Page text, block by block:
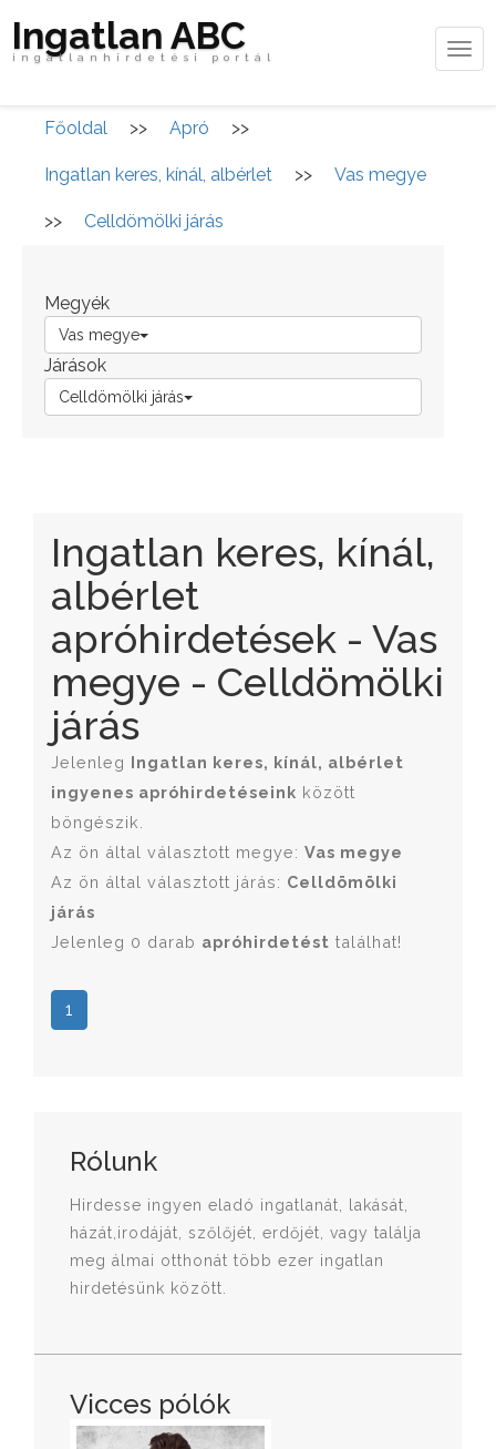
Ingatlan ABC
ingatlanhirdetési portál
Főoldal >> Apró >>
Ingatlan keres, kínál, albérlet >> Vas megye
>> Celldömölki járás
Megyék
Vas megye
Járások
Celldömölki járás
Ingatlan keres, kínál,
albérlet
apróhirdetések - Vas
megye - Celldömölki
járás
Jelenleg Ingatlan keres, kínál, albérlet
ingyenes apróhirdetéseink között
böngészik.
Az ön által választott megye: Vas megye
Az ön által választott járás: Celldömölki
járás
Jelenleg 0 darab apróhirdetést találhat!
1
Rólunk
Hirdesse ingyen eladó ingatlanát, lakását,
házát,irodáját, szőlőjét, erdőjét, vagy találja
meg álmai otthonát több ezer ingatlan
hirdetésünk között.
Vicces pólók